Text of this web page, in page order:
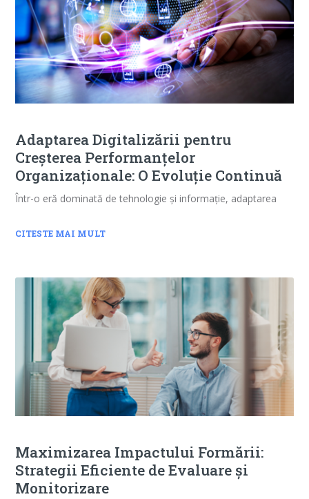
Adaptarea Digitalizării pentru
Creșterea Performanțelor
Organizaționale: O Evoluție Continuă
Într-o eră dominată de tehnologie și informație, adaptarea
CITESTE MAI MULT
Maximizarea Impactului Formării:
Strategii Eficiente de Evaluare și
Monitorizare